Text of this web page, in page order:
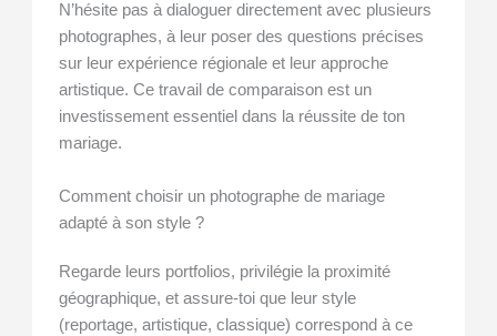
N’hésite pas à dialoguer directement avec plusieurs
photographes, à leur poser des questions précises
sur leur expérience régionale et leur approche
artistique. Ce travail de comparaison est un
investissement essentiel dans la réussite de ton
mariage.
Comment choisir un photographe de mariage
adapté à son style ?
Regarde leurs portfolios, privilégie la proximité
géographique, et assure-toi que leur style
(reportage, artistique, classique) correspond à ce